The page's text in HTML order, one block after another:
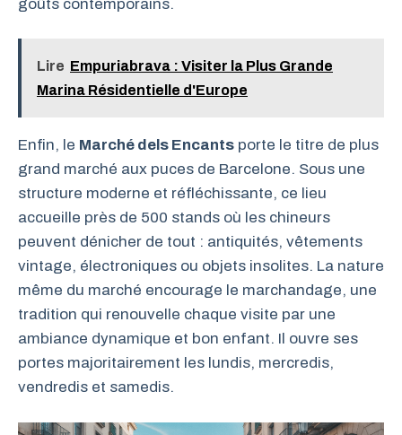
goûts contemporains.
Lire Empuriabrava : Visiter la Plus Grande
Marina Résidentielle d'Europe
Enfin, le Marché dels Encants porte le titre de plus
grand marché aux puces de Barcelone. Sous une
structure moderne et réfléchissante, ce lieu
accueille près de 500 stands où les chineurs
peuvent dénicher de tout : antiquités, vêtements
vintage, électroniques ou objets insolites. La nature
même du marché encourage le marchandage, une
tradition qui renouvelle chaque visite par une
ambiance dynamique et bon enfant. Il ouvre ses
portes majoritairement les lundis, mercredis,
vendredis et samedis.